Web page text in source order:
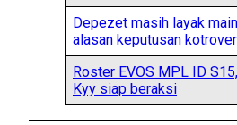
Depezet masih layak
alasan keputusan
Roster EVOS MPL ID
Kyy siap beraksi